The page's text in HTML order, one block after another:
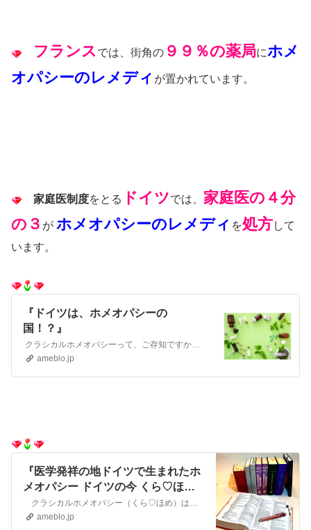
フランス では、街角の ９９％の薬局にホメ
オパシーのレメディ が置かれています。
家庭医制度をとる ドイツでは、 家庭医の４分
の３ が ホメオパシーのレメディ を処方して
います。
『ドイツは、ホメオパシーの
国！？』
クラシカルホメオパシーって、ご存知ですか？ あのオカルトの・・？ なんて思っているあなた！ ずいぶん時代遅れですよ。(^^♪ 西洋医学発祥の地のイメージ…
ameblo.jp
『医学発祥の地ドイツで生まれたホ
メオパシー ドイツの今 くら♡ほめ
は、なぜ原因を探らないのか？』クラシカルホメオパシー（くら♡ほめ）は、病気の原因を突き止めない、と言いますが、なぜなのでしょうか？ 不思議に思われている方も多いと思います。ホメオパシーは…
ameblo.jp